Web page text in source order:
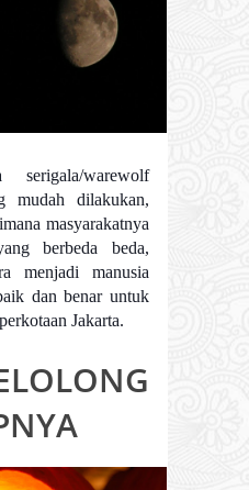
serigala/warewolf
mudah dilakukan,
masyarakatnya
berbeda beda,
menjadi manusia
dan benar untuk
Jakarta.